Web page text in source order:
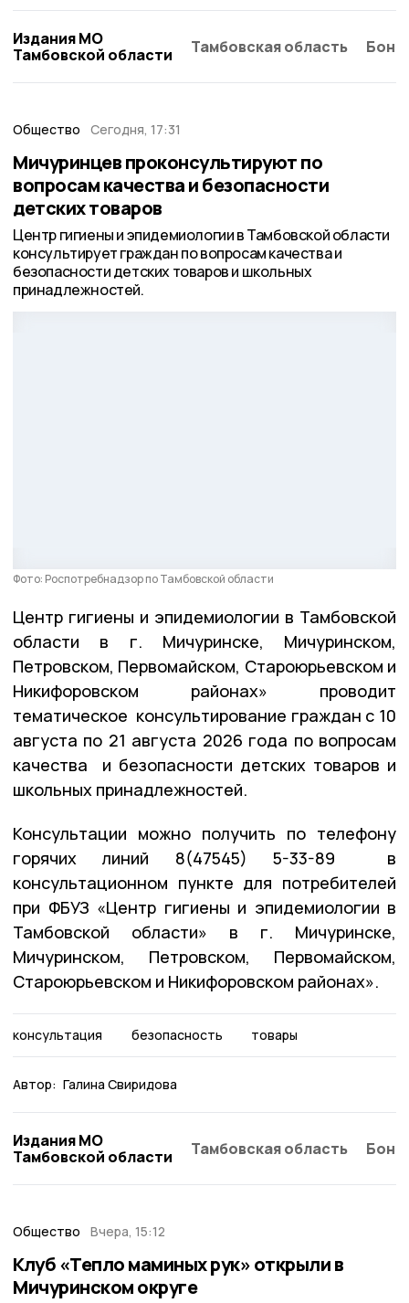
Издания МО
Тамбовской области
Тамбовская область
Общество Сегодня, 17:31
Мичуринцев проконсультируют по
вопросам качества и безопасности
детских товаров
Центр гигиены и эпидемиологии в Тамбовской области
консультирует граждан по вопросам качества и
безопасности детских товаров и школьных
принадлежностей.
Фото: Роспотребнадзор по Тамбовской области
Центр гигиены и эпидемиологии в Тамбовской
области в г. Мичуринске, Мичуринском,
Петровском, Первомайском, Староюрьевском и
Никифоровском районах» проводит
тематическое консультирование граждан с 10
августа по 21 августа 2026 года по вопросам
качества и безопасности детских товаров и
школьных принадлежностей.
Консультации можно получить по телефону
горячих линий 8(47545) 5-33-89 в
консультационном пункте для потребителей
при ФБУЗ «Центр гигиены и эпидемиологии в
Тамбовской области» в г. Мичуринске,
Мичуринском, Петровском, Первомайском,
Староюрьевском и Никифоровском районах».
консультация безопасность товары
Автор: Галина Свиридова
Издания МО
Тамбовской области
Тамбовская область
Общество Вчера, 15:12
Клуб «Тепло маминых рук» открыли в
Мичуринском округе